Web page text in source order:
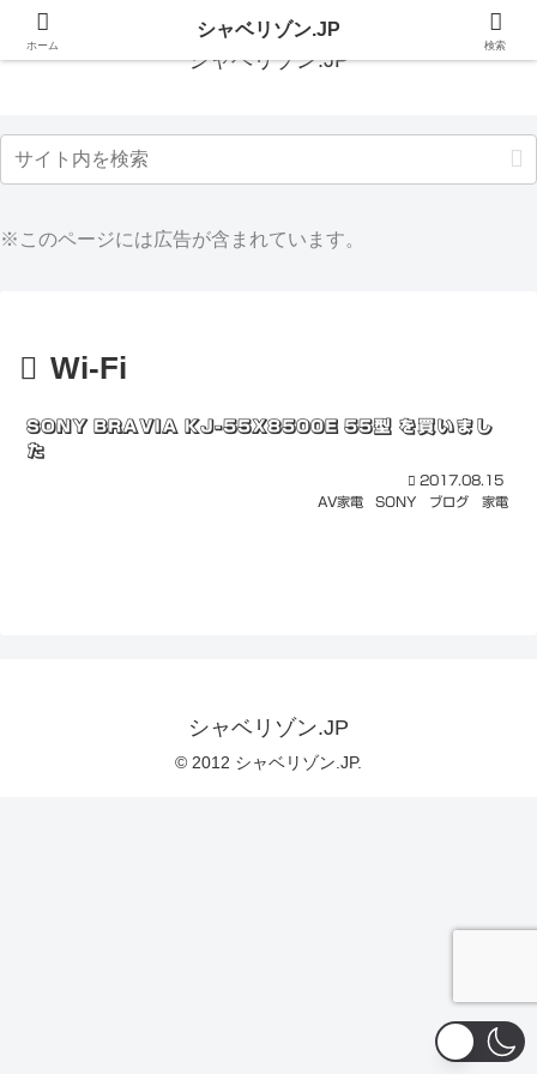
シャベリゾン.JP
※このページには広告が含まれています。
Wi-Fi
SONY BRAVIA KJ-55X8500E 55型 を買いまし
た
2017.08.15
AV家電
SONY ブログ 家電
シャベリゾン.JP
© 2012 シャベリゾン.JP.
ホーム
シャベリゾン.JP
検索